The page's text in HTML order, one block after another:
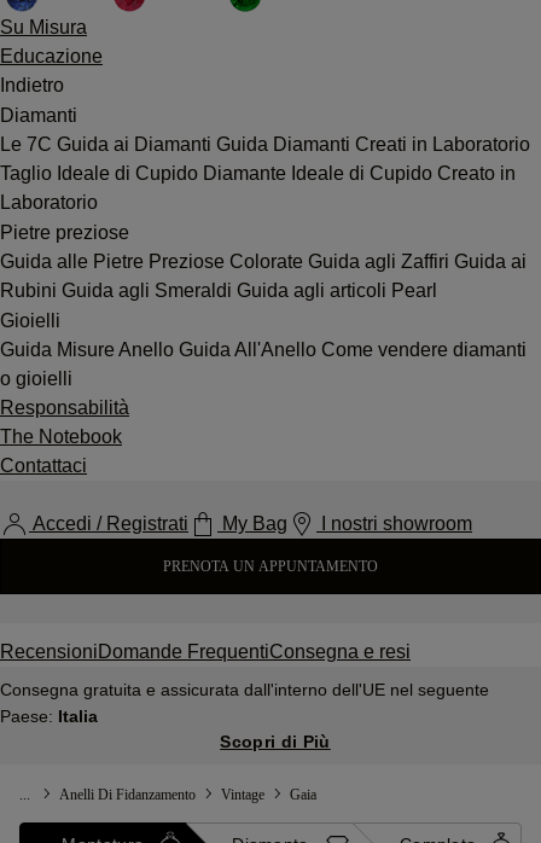
Su Misura
Educazione
Indietro
Diamanti
Le 7C Guida ai Diamanti Guida Diamanti Creati in Laboratorio
Taglio Ideale di Cupido Diamante Ideale di Cupido Creato in
Laboratorio
Pietre preziose
Guida alle Pietre Preziose Colorate Guida agli Zaffiri Guida ai
Rubini Guida agli Smeraldi Guida agli articoli Pearl
Gioielli
Guida Misure Anello Guida All'Anello Come vendere diamanti
o gioielli
Responsabilità
The Notebook
Contattaci
Accedi / Registrati My Bag I nostri showroom
PRENOTA UN APPUNTAMENTO
Recensioni Domande FrequentiConsegna e resi
Consegna gratuita e assicurata dall'interno dell'UE nel seguente
Paese: Italia
Scopri di Più
... Anelli Di Fidanzamento Vintage Gaia